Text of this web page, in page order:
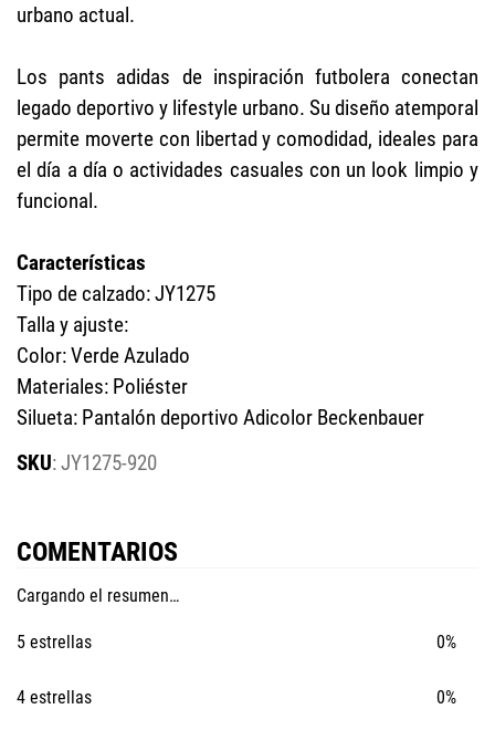
urbano actual.
Los pants adidas de inspiración futbolera conectan
legado deportivo y lifestyle urbano. Su diseño atemporal
permite moverte con libertad y comodidad, ideales para
el día a día o actividades casuales con un look limpio y
funcional.
Características
Tipo de calzado: JY1275
Talla y ajuste:
Color: Verde Azulado
Materiales: Poliéster
Silueta: Pantalón deportivo Adicolor Beckenbauer
:JY1275-920
COMENTARIOS
Cargando el resumen…
5 estrellas 0%
4 estrellas 0%